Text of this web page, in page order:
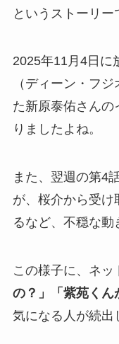
というストーリー
2025年11月4日に
（ディーン・フジ
た新原泰佑さんの
りましたよね。
また、翌週の第4
が、桜介から受け
るなど、不穏な動
この様子に、ネッ
の？」「紫苑くん
気になる人が続出